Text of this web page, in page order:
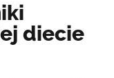
diecie